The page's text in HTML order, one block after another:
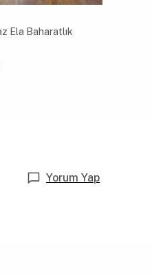
Ela Baharatlık
Yorum Yap